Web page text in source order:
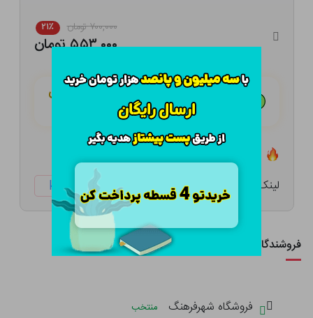
۷۰۰,۰۰۰ تومان ۲۱٪
۵۵۳,۰۰۰ تومان
هـر قسط با تــرب‌پــی: ۱۳۸,۲۵۰ تومان
لینک کوتاه: ketabtala.com/sbp-54398
فروشندگان این کالا
فروشگاه شهرفرهنگ
منتخب